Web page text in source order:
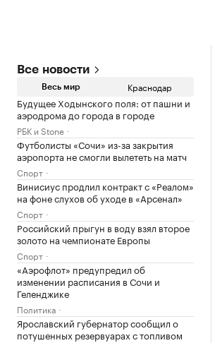
Все новости
Весь мир Краснодар
Будущее Ходынского поля: от пашни и
аэродрома до города в городе
РБК и Stone
Футболисты «Сочи» из-за закрытия
аэропорта не смогли вылететь на матч
Спорт
Винисиус продлил контракт с «Реалом»
на фоне слухов об уходе в «Арсенал»
Спорт
Российский прыгун в воду взял второе
золото на чемпионате Европы
Спорт
«Аэрофлот» предупредил об
изменении расписания в Сочи и
Геленджике
Политика
Ярославский губернатор сообщил о
потушенных резервуарах с топливом